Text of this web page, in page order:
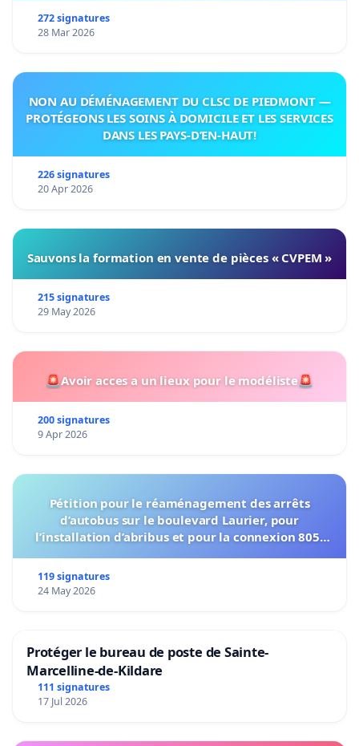
272 signatures
28 Mar 2026
NON AU DÉMÉNAGEMENT DU CLSC DE PIEDMONT —
PROTÉGEONS LES SOINS À DOMICILE ET LES SERVICES
DANS LES PAYS-D’EN-HAUT!
226 signatures
20 Apr 2026
Sauvons la formation en vente de pièces « CVPEM »
215 signatures
29 May 2026
🚨Avoir acces a un lieux pour le modéliste🚨
200 signatures
9 Apr 2026
Pétition pour le réaménagement des arrêts
d’autobus sur le boulevard Laurier, pour
l’installation d’abribus et pour la connexion 805-
119 signatures
24 May 2026
Protéger le bureau de poste de Sainte-
Marcelline-de-Kildare
111 signatures
17 Jul 2026